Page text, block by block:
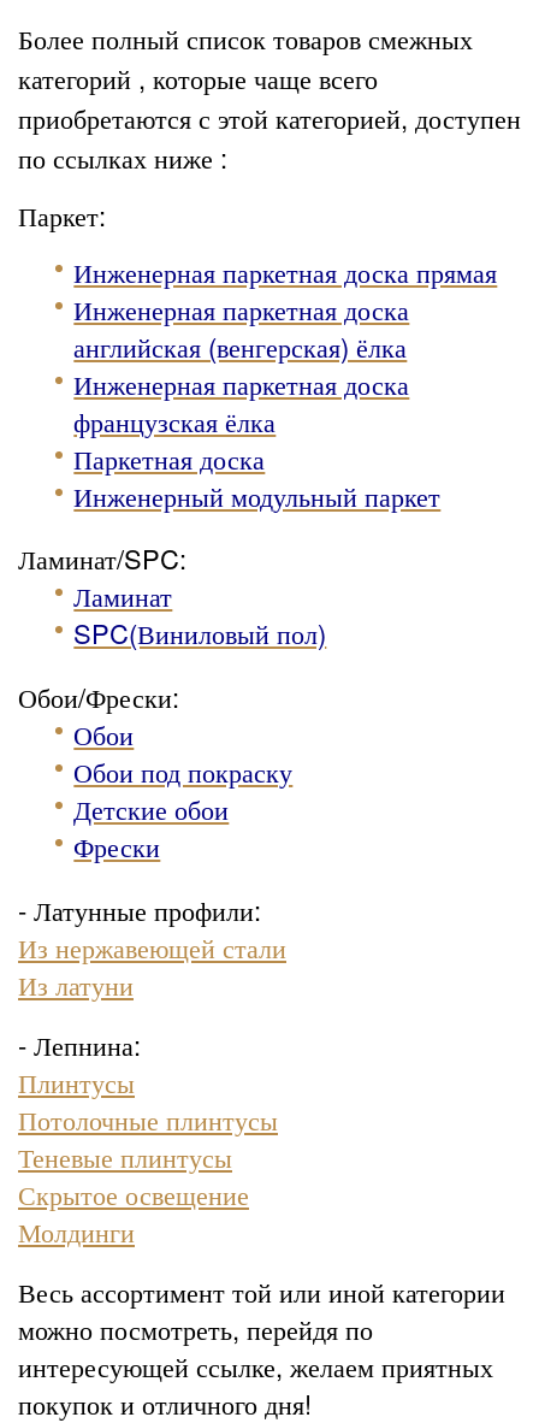
Более полный список товаров смежных
категорий , которые чаще всего
приобретаются с этой категорией, доступен
по ссылках ниже :
Паркет:
Инженерная паркетная доска прямая
Инженерная паркетная доска
английская (венгерская) ёлка
Инженерная паркетная доска
французская ёлка
Паркетная доска
Инженерный модульный паркет
Ламинат/SPC:
Ламинат
SPC(Виниловый пол)
Обои/Фрески:
Обои
Обои под покраску
Детские обои
Фрески
- Латунные профили:
Из нержавеющей стали
Из латуни
- Лепнина:
Плинтусы
Потолочные плинтусы
Теневые плинтусы
Скрытое освещение
Молдинги
Весь ассортимент той или иной категории
можно посмотреть, перейдя по
интересующей ссылке, желаем приятных
покупок и отличного дня!